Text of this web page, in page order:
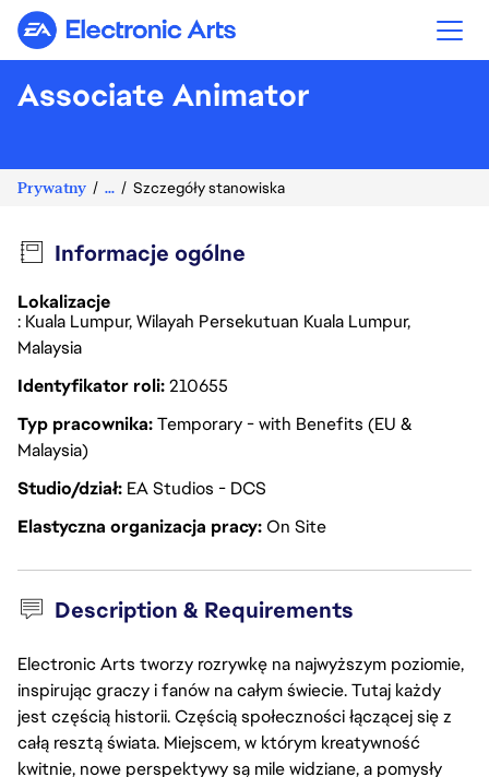
Electronic Arts
Associate Animator
Prywatny ... Szczegóły stanowiska
Informacje ogólne
Lokalizacje
: Kuala Lumpur, Wilayah Persekutuan Kuala Lumpur,
Malaysia
Identyfikator roli210655
Typ pracownikaTemporary - with Benefits (EU &
Malaysia)
Studio/dział EA Studios - DCS
Elastyczna organizacja pracyOn Site
Description & Requirements
Electronic Arts tworzy rozrywkę na najwyższym poziomie,
inspirując graczy i fanów na całym świecie. Tutaj każdy
jest częścią historii. Częścią społeczności łączącej się z
całą resztą świata. Miejscem, w którym kreatywność
kwitnie, nowe perspektywy są mile widziane, a pomysły